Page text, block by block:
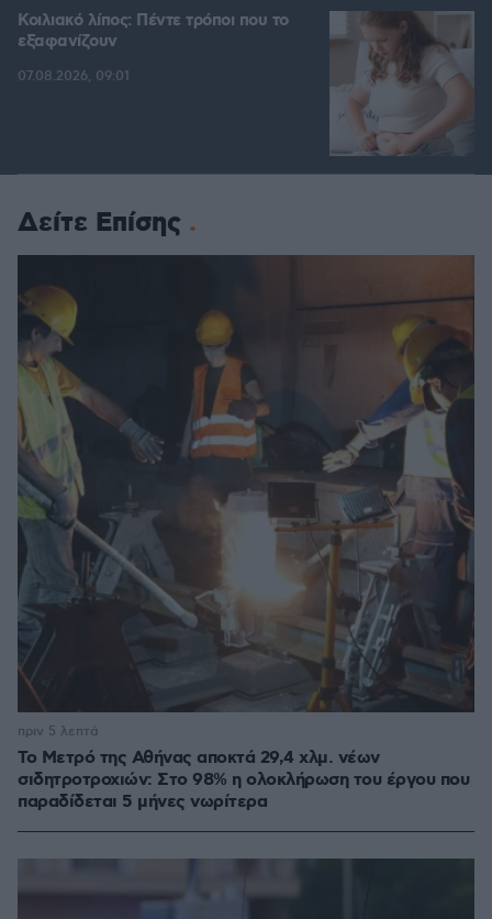
Κοιλιακό λίπος: Πέντε τρόποι που το
εξαφανίζουν
07.08.2026, 09:01
Δείτε Επίσης
Το Μετρό της Αθήνας αποκτά 29,4 χλμ. νέων
σιδητροτροχιών: Στο 98% η ολοκλήρωση του έργου που
παραδίδεται 5 μήνες νωρίτερα
πριν 5 λεπτά